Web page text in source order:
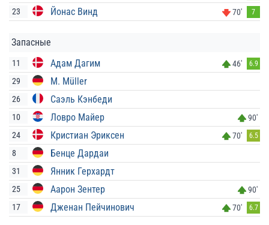
23 Йонас Винд 70' 7
Запасные
11 Адам Дагим 46' 6.9
29 M. Müller
26 Саэль Кэнбеди
10 Ловро Майер
90'
24
Кристиан Эриксен 70' 6.5
8 Бенце Дардаи
31 Янник Герхардт
25 Аарон Зентер
90'
17
Дженан Пейчинович 70' 6.7